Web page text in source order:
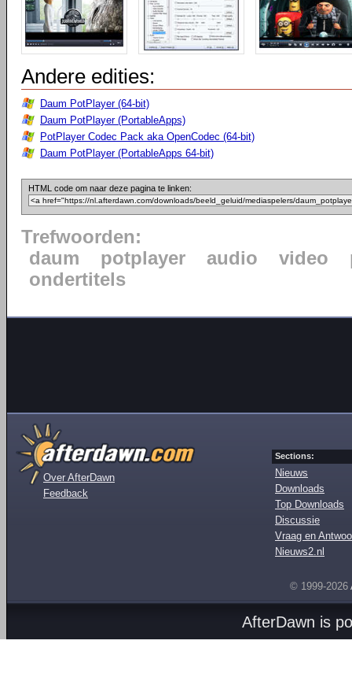
Andere edities:
Daum PotPlayer (64-bit)
Daum PotPlayer (PortableApps)
PotPlayer Codec Pack aka OpenCodec (64-bit)
Daum PotPlayer (PortableApps 64-bit)
HTML code om naar deze pagina te linken:
Trefwoorden:
daum
potplayer audio video
ondertitels
Over AfterDawn
Feedback
Sections:
Nieuws
Downloads
Top Downloads
Discussie
Vraag en
Nieuws2.nl
© 1999-2026
AfterDawn is